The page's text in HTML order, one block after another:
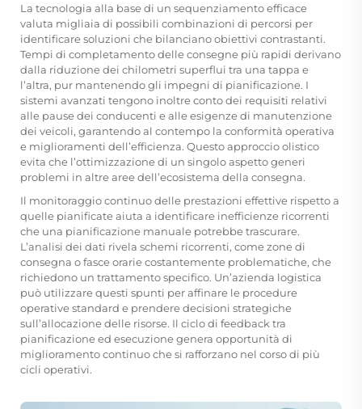
La tecnologia alla base di un sequenziamento efficace
valuta migliaia di possibili combinazioni di percorsi per
identificare soluzioni che bilanciano obiettivi contrastanti.
Tempi di completamento delle consegne più rapidi derivano
dalla riduzione dei chilometri superflui tra una tappa e
l’altra, pur mantenendo gli impegni di pianificazione. I
sistemi avanzati tengono inoltre conto dei requisiti relativi
alle pause dei conducenti e alle esigenze di manutenzione
dei veicoli, garantendo al contempo la conformità operativa
e miglioramenti dell’efficienza. Questo approccio olistico
evita che l’ottimizzazione di un singolo aspetto generi
problemi in altre aree dell’ecosistema della consegna.
Il monitoraggio continuo delle prestazioni effettive rispetto a
quelle pianificate aiuta a identificare inefficienze ricorrenti
che una pianificazione manuale potrebbe trascurare.
L’analisi dei dati rivela schemi ricorrenti, come zone di
consegna o fasce orarie costantemente problematiche, che
richiedono un trattamento specifico. Un’azienda logistica
può utilizzare questi spunti per affinare le procedure
operative standard e prendere decisioni strategiche
sull’allocazione delle risorse. Il ciclo di feedback tra
pianificazione ed esecuzione genera opportunità di
miglioramento continuo che si rafforzano nel corso di più
cicli operativi.